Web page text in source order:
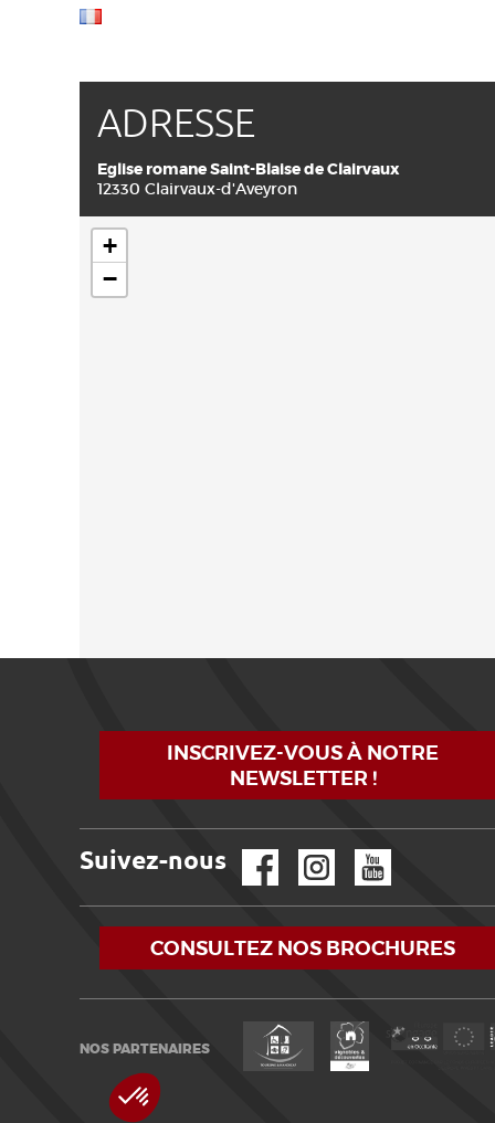
ADRESSE
Eglise romane Saint-Blaise de Clairvaux
12330 Clairvaux-d'Aveyron
+
−
INSCRIVEZ-VOUS À NOTRE
NEWSLETTER !
Suivez-nous
CONSULTEZ NOS BROCHURES
NOS PARTENAIRES